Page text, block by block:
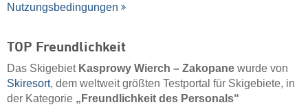
Nutzungsbedingungen
TOP Freundlichkeit
Das Skigebiet Kasprowy Wierch – Zakopane wurde von
Skiresort, dem weltweit größten Testportal für Skigebiete, in
der Kategorie „Freundlichkeit des Personals“